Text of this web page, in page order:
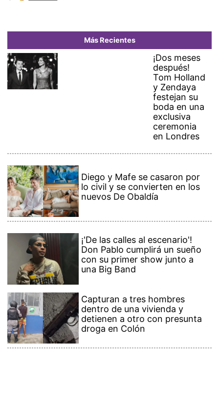
Más Recientes
¡Dos meses
después!
Tom Holland
y Zendaya
festejan su
boda en una
exclusiva
ceremonia
en Londres
Diego y Mafe se casaron por
lo civil y se convierten en los
nuevos De Obaldía
¡'De las calles al escenario'!
Don Pablo cumplirá un sueño
con su primer show junto a
una Big Band
Capturan a tres hombres
dentro de una vivienda y
detienen a otro con presunta
droga en Colón